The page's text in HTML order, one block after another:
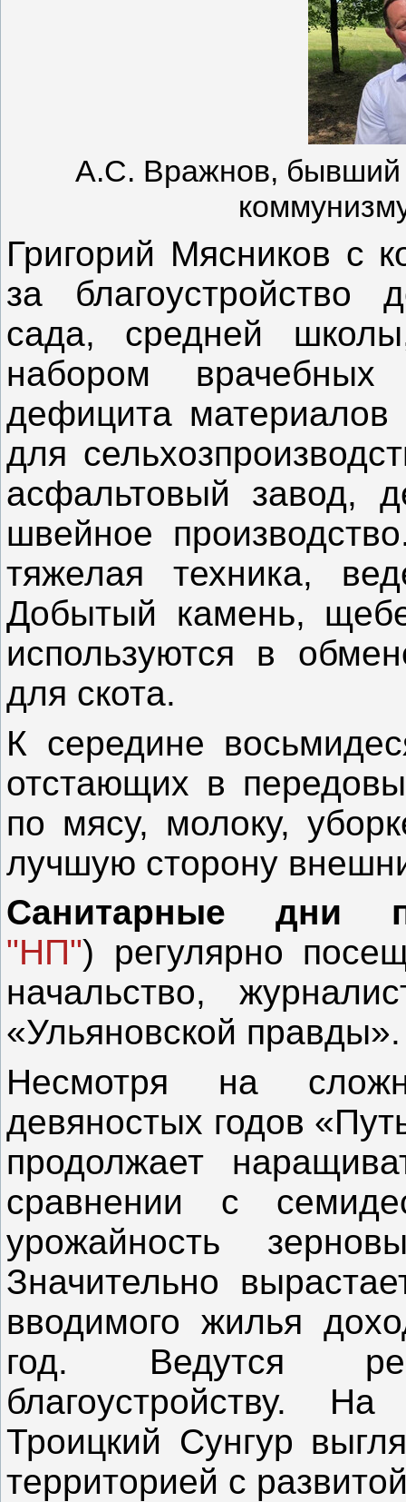
А.С. Вражнов, бывший
Григорий Мясников с
за благоустройство
сада, средней
набором
дефицита материалов
для
асфальтовый завод,
швейное
тяжелая техника,
Добытый камень,
используются в
для скота.
К середине
отстающих в
по мясу, молоку,
лучшую сторону
Санитарные
"НП") регулярно
начальство,
«Ульяновской
Несмотря на
девяностых годов
продолжает
сравнении с
урожайность
Значительно
вводимого жилья
год. Ведутся
благоустройству.
Троицкий Сунгур
территорией с